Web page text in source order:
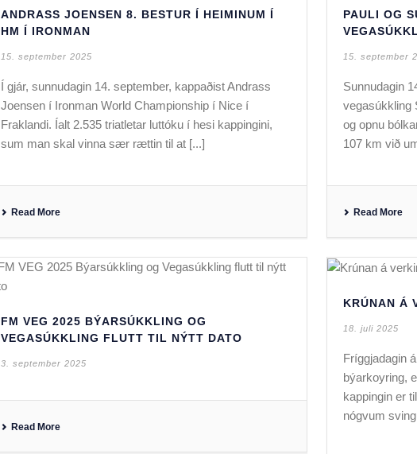
ANDRASS JOENSEN 8. BESTUR Í HEIMINUM Í
HM Í IRONMAN
15. september 2025
Í gjár, sunnudagin 14. september, kappaðist Andrass
Joensen í Ironman World Championship í Nice í
Fraklandi. Íalt 2.535 triatletar luttóku í hesi kappingini,
sum man skal vinna sær rættin til at [...]
Read More
PAULI OG
15. september
Sunnudagin
vegasúkkling
og opnu
107 km við
Read More
FM VEG 2025 BÝARSÚKKLING OG
VEGASÚKKLING FLUTT TIL NÝTT DATO
3. september 2025
Read More
KRÚNAN Á
18. juli 2025
Fríggjadagin
býarkoyring,
kappingin er
nógvum